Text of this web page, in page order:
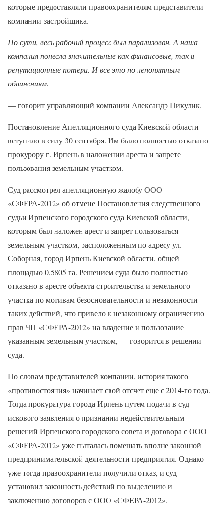
которые предоставляли правоохранителям представители
компании-застройщика.
По сути, весь рабочий процесс был парализован. А наша
компания понесла значительные как финансовые, так и
репутационные потери. И все это по непонятным
обвинениям.
— говорит управляющий компании Александр Пикулик.
Постановление Апелляционного суда Киевской области
вступило в силу 30 сентября. Им было полностью отказано
прокурору г. Ирпень в наложении ареста и запрете
пользования земельным участком.
Суд рассмотрел апелляционную жалобу ООО
«СФЕРА-2012» об отмене Постановления следственного
судьи Ирпенского городского суда Киевской области,
которым был наложен арест и запрет пользоваться
земельным участком, расположенным по адресу ул.
Соборная, город Ирпень Киевской области, общей
площадью 0,5805 га. Решением суда было полностью
отказано в аресте объекта строительства и земельного
участка по мотивам безосновательности и незаконности
таких действий, что привело к незаконному ограничению
прав ЧП «СФЕРА-2012» на владение и пользование
указанным земельным участком, — говорится в решении
суда.
По словам представителей компании, история такого
«противостояния» начинает свой отсчет еще с 2014-го года.
Тогда прокуратура города Ирпень путем подачи в суд
искового заявления о признании недействительным
решений Ирпенского городского совета и договора с ООО
«СФЕРА-2012» уже пыталась помешать вполне законной
предпринимательской деятельности предприятия. Однако
уже тогда правоохранители получили отказ, и суд
установил законность действий по выделению и
заключению договоров с ООО «СФЕРА-2012».